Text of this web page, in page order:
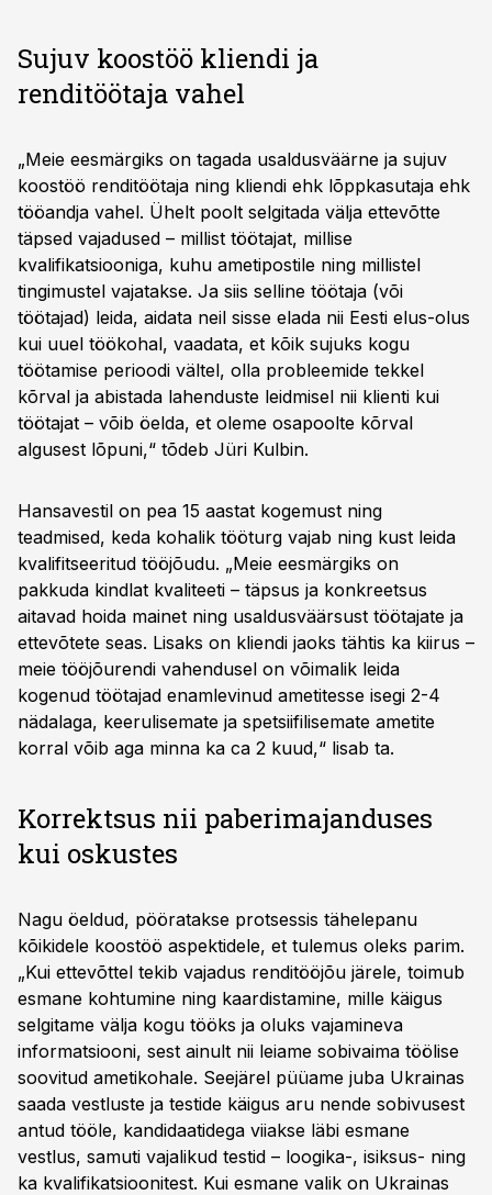
Sujuv koostöö kliendi ja
renditöötaja vahel
„Meie eesmärgiks on tagada usaldusväärne ja sujuv
koostöö renditöötaja ning kliendi ehk lõppkasutaja ehk
tööandja vahel. Ühelt poolt selgitada välja ettevõtte
täpsed vajadused – millist töötajat, millise
kvalifikatsiooniga, kuhu ametipostile ning millistel
tingimustel vajatakse. Ja siis selline töötaja (või
töötajad) leida, aidata neil sisse elada nii Eesti elus-olus
kui uuel töökohal, vaadata, et kõik sujuks kogu
töötamise perioodi vältel, olla probleemide tekkel
kõrval ja abistada lahenduste leidmisel nii klienti kui
töötajat – võib öelda, et oleme osapoolte kõrval
algusest lõpuni,“ tõdeb Jüri Kulbin.
Hansavestil on pea 15 aastat kogemust ning
teadmised, keda kohalik tööturg vajab ning kust leida
kvalifitseeritud tööjõudu. „Meie eesmärgiks on
pakkuda kindlat kvaliteeti – täpsus ja konkreetsus
aitavad hoida mainet ning usaldusväärsust töötajate ja
ettevõtete seas. Lisaks on kliendi jaoks tähtis ka kiirus –
meie tööjõurendi vahendusel on võimalik leida
kogenud töötajad enamlevinud ametitesse isegi 2-4
nädalaga, keerulisemate ja spetsiifilisemate ametite
korral võib aga minna ka ca 2 kuud,“ lisab ta.
Korrektsus nii paberimajanduses
kui oskustes
Nagu öeldud, pööratakse protsessis tähelepanu
kõikidele koostöö aspektidele, et tulemus oleks parim.
„Kui ettevõttel tekib vajadus renditööjõu järele, toimub
esmane kohtumine ning kaardistamine, mille käigus
selgitame välja kogu tööks ja oluks vajamineva
informatsiooni, sest ainult nii leiame sobivaima töölise
soovitud ametikohale. Seejärel püüame juba Ukrainas
saada vestluste ja testide käigus aru nende sobivusest
antud tööle, kandidaatidega viiakse läbi esmane
vestlus, samuti vajalikud testid – loogika-, isiksus- ning
ka kvalifikatsioonitest. Kui esmane valik on Ukrainas